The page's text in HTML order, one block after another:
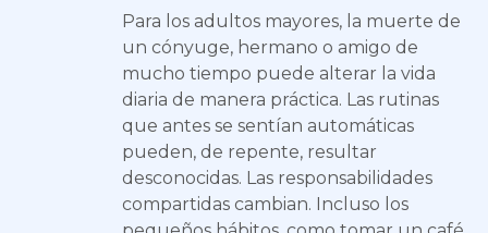
Para los adultos mayores, la muerte de
un cónyuge, hermano o amigo de
mucho tiempo puede alterar la vida
diaria de manera práctica. Las rutinas
que antes se sentían automáticas
pueden, de repente, resultar
desconocidas. Las responsabilidades
compartidas cambian. Incluso los